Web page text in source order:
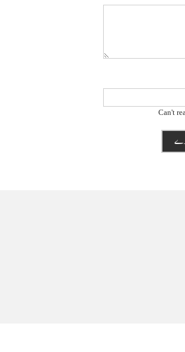
Can't